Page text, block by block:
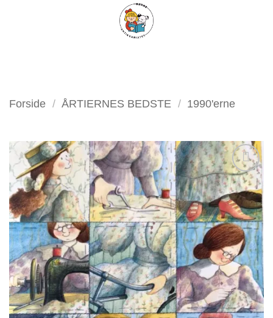
FILTER
Forside / ÅRTIERNES BEDSTE / 1990'erne
Tilføj
som
favorit